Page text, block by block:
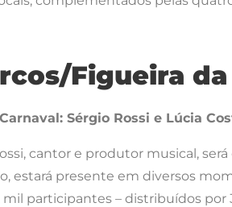
Figueira da
Sérgio Rossi e Lúcia
cantor e produtor musical,
estará presente em diversos
participantes – distribuídos por